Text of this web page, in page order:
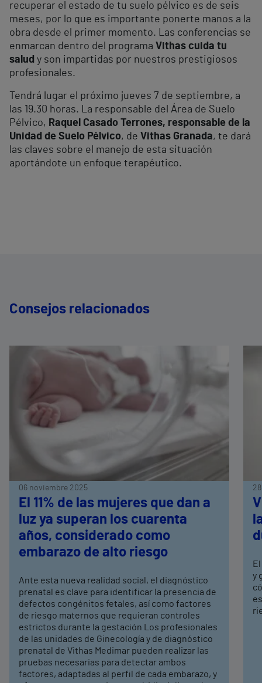
recuperar el estado de tu suelo pélvico es de seis
meses, por lo que es importante ponerte manos a la
obra desde el primer momento. Las conferencias se
enmarcan dentro del programa Vithas cuida tu
salud y son impartidas por nuestros prestigiosos
profesionales.
Tendrá lugar el próximo jueves 7 de septiembre, a
las 19.30 horas. La responsable del Área de Suelo
Pélvico, Raquel Casado Terrones, responsable de la
Unidad de Suelo Pélvico, de Vithas Granada, te dará
las claves sobre el manejo de esta situación
aportándote un enfoque terapéutico.
Consejos relacionados
06 noviembre 2025
El 11% de las mujeres que dan a
luz ya superan los cuarenta
años, considerado como
embarazo de alto riesgo
Ante esta nueva realidad social, el diagnóstico
prenatal es clave para identificar la presencia de
defectos congénitos fetales, así como factores
de riesgo maternos que requieran controles
estrictos durante la gestación Los profesionales
de las unidades de Ginecología y de diagnóstico
prenatal de Vithas Medimar pueden realizar las
pruebas necesarias para detectar ambos
factores, adaptadas al perfil de cada embarazo, y
y